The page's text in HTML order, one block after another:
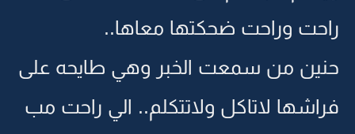
راحت وراحت ضحكتها معاها..
حنين من سمعت الخبر وهي طايحه على
فراشها لاتاكل ولاتتكلم.. الي راحت مب